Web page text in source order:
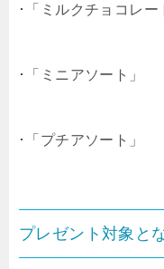
･「ミルクチョコレー
･「ミニアソート」
･「プチアソート」
プレゼント対象と